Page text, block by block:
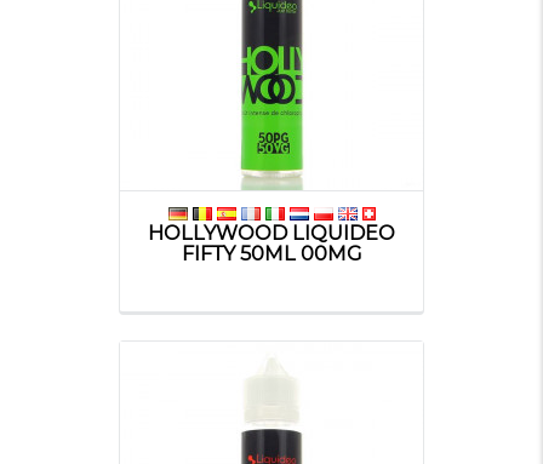
HOLLYWOOD LIQUIDEO
FIFTY 50ML 00MG